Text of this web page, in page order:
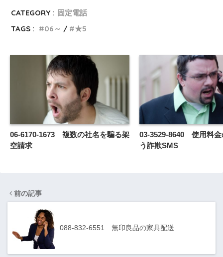
CATEGORY : 固定電話
TAGS :
06～ ★5
06-6170-1673 複数の社名を騙る架
空請求
03-3529-8640 使用料金
う詐欺SMS
前の記事
088-832-6551 無印良品の家具配送